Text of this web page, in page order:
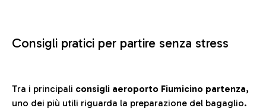
Consigli pratici per partire senza stress
Tra i principali consigli aeroporto Fiumicino partenza,
uno dei più utili riguarda la preparazione del bagaglio.